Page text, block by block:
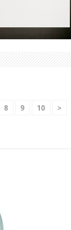
8 9 10 >